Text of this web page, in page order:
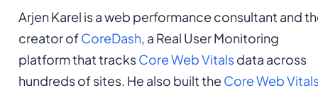
Arjen Karel is a web performance consultant and
creator ofCoreDash, a Real User Monitoring
platform that tracksCore Web Vitalsdata across
hundreds of sites. He also built the Core Web